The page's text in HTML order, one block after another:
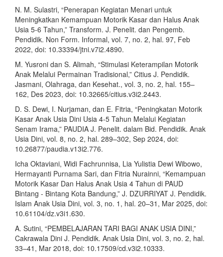
N. M. Sulastri, “Penerapan Kegiatan Menari untuk
Meningkatkan Kemampuan Motorik Kasar dan Halus Anak
Usia 5-6 Tahun,” Transform. J. Penelit. dan Pengemb.
Pendidik. Non Form. Informal, vol. 7, no. 2, hal. 97, Feb
2022, doi: 10.33394/jtni.v7i2.4890.
M. Yusroni dan S. Alimah, “Stimulasi Keterampilan Motorik
Anak Melalui Permainan Tradisional,” Citius J. Pendidik.
Jasmani, Olahraga, dan Kesehat., vol. 3, no. 2, hal. 155–
162, Des 2023, doi: 10.32665/citius.v3i2.2443.
D. S. Dewi, I. Nurjaman, dan E. Fitria, “Peningkatan Motorik
Kasar Anak Usia Dini Usia 4-5 Tahun Melalui Kegiatan
Senam Irama,” PAUDIA J. Penelit. dalam Bid. Pendidik. Anak
Usia Dini, vol. 8, no. 2, hal. 289–302, Sep 2024, doi:
10.26877/paudia.v13i2.776.
Icha Oktaviani, Widi Fachrunnisa, Lia Yulistia Dewi Wibowo,
Hermayanti Purnama Sari, dan Fitria Nurainni, “Kemampuan
Motorik Kasar Dan Halus Anak Usia 4 Tahun di PAUD
Bintang - Bintang Kota Bandung,” J. DZURRIYAT J. Pendidik.
Islam Anak Usia Dini, vol. 3, no. 1, hal. 20–31, Mar 2025, doi:
10.61104/dz.v3i1.630.
A. Sutini, “PEMBELAJARAN TARI BAGI ANAK USIA DINI,”
Cakrawala Dini J. Pendidik. Anak Usia Dini, vol. 3, no. 2, hal.
33–41, Mar 2018, doi: 10.17509/cd.v3i2.10333.